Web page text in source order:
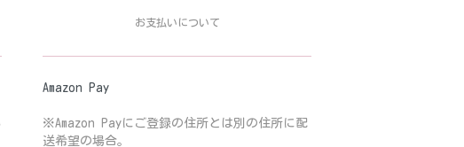
お支払いについて
Amazon Pay
※Amazon Payにご登録の住所とは別の住所に配
送希望の場合。